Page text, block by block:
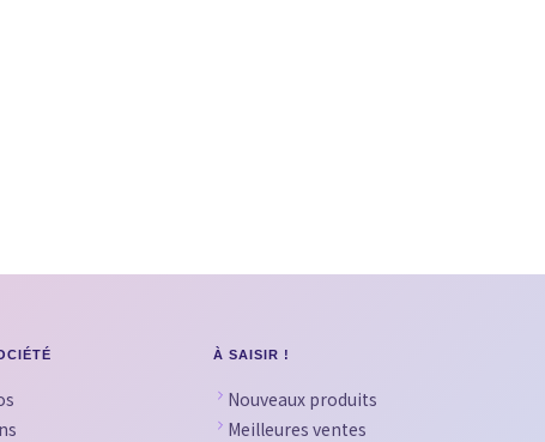
À SAISIR !
Nouveaux produits
Meilleures ventes